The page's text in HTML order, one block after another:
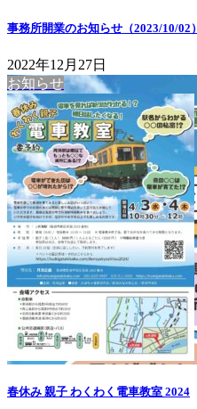
事務所開業のお知らせ（2023/10/02）
2022年12月27日
お知らせ
春休み 親子 わくわく電車教室 2024